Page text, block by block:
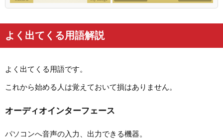
よく出てくる用語解説
よく出てくる用語です。
これから始める人は覚えておいて損はありません。
オーディオインターフェース
パソコンへ音声の入力、出力できる機器。